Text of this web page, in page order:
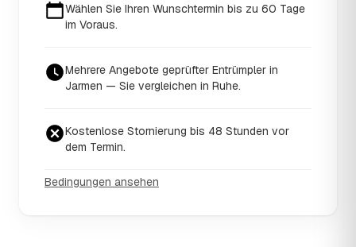
Wählen Sie Ihren Wunschtermin bis zu 60 Tage
im Voraus.
Mehrere Angebote geprüfter Entrümpler in
Jarmen — Sie vergleichen in Ruhe.
Kostenlose Stornierung bis 48 Stunden vor
dem Termin.
Bedingungen ansehen